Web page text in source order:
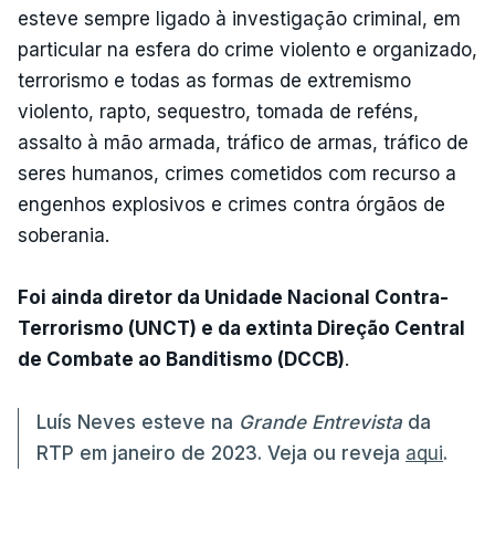
esteve sempre ligado à investigação criminal, em
particular na esfera do crime violento e organizado,
terrorismo e todas as formas de extremismo
violento, rapto, sequestro, tomada de reféns,
assalto à mão armada, tráfico de armas, tráfico de
seres humanos, crimes cometidos com recurso a
engenhos explosivos e crimes contra órgãos de
soberania.
Foi ainda diretor da Unidade Nacional Contra-
Terrorismo (UNCT) e da extinta Direção Central
de Combate ao Banditismo (DCCB).
Luís Neves esteve na Grande Entrevista da
RTP em janeiro de 2023. Veja ou reveja aqui.